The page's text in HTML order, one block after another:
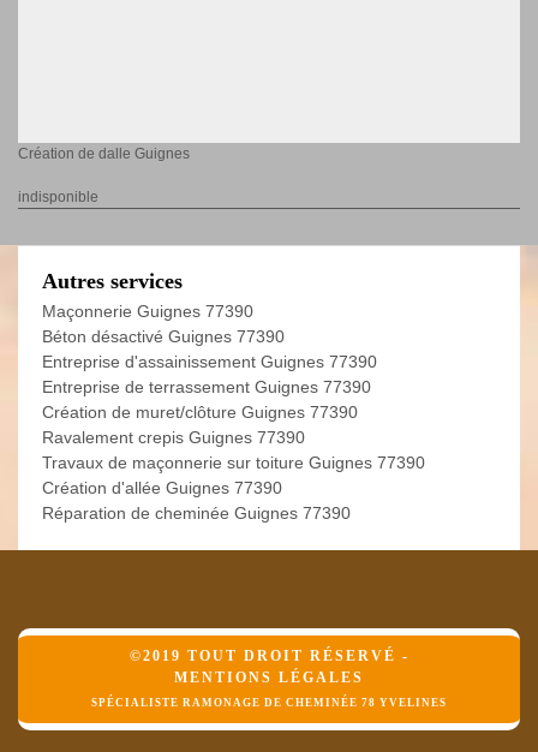
Création de dalle Guignes
indisponible
Autres services
Maçonnerie Guignes 77390
Béton désactivé Guignes 77390
Entreprise d'assainissement Guignes 77390
Entreprise de terrassement Guignes 77390
Création de muret/clôture Guignes 77390
Ravalement crepis Guignes 77390
Travaux de maçonnerie sur toiture Guignes 77390
Création d'allée Guignes 77390
Réparation de cheminée Guignes 77390
©2019 TOUT DROIT RÉSERVÉ -
MENTIONS LÉGALES
SPÉCIALISTE RAMONAGE DE CHEMINÉE 78 YVELINES